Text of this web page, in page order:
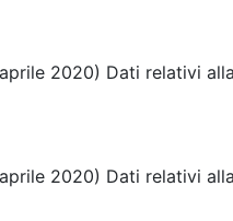
2020) Dati relativi
2020) Dati relativi